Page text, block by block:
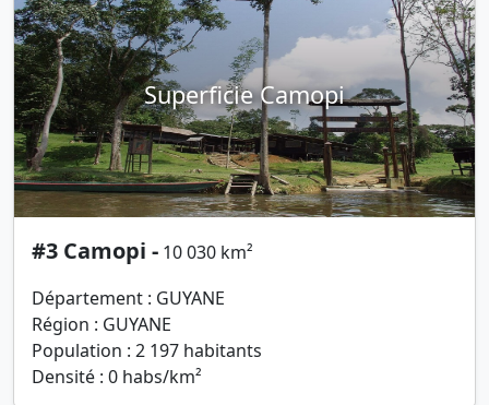
Superficie Camopi
#3 Camopi - 10 030 km²
Département : GUYANE
Région : GUYANE
Population : 2 197 habitants
Densité : 0 habs/km²